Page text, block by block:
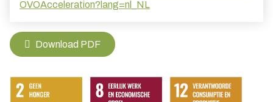
OVOAcceleration?lang=nl_NL
Download PDF